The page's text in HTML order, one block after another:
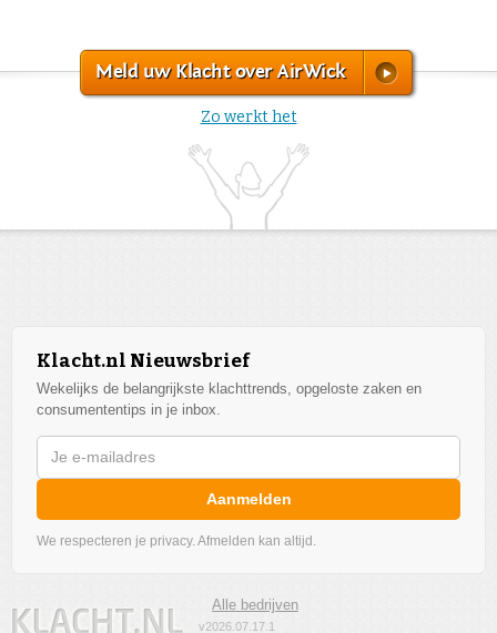
Meld uw Klacht over AirWick
Zo werkt het
Klacht.nl Nieuwsbrief
Wekelijks de belangrijkste klachttrends, opgeloste zaken en
consumententips in je inbox.
Aanmelden
We respecteren je privacy. Afmelden kan altijd.
Alle bedrijven
v2026.07.17.1